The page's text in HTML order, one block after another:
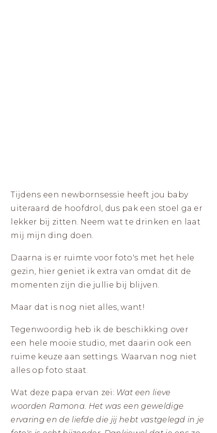
Tijdens een newbornsessie heeft jou baby
uiteraard de hoofdrol, dus pak een stoel ga er
lekker bij zitten. Neem wat te drinken en laat
mij mijn ding doen.
Daarna is er ruimte voor foto's met het hele
gezin, hier geniet ik extra van omdat dit de
momenten zijn die jullie bij blijven.
Maar dat is nog niet alles, want!
Tegenwoordig heb ik de beschikking over
een hele mooie studio, met daarin ook een
ruime keuze aan settings. Waarvan nog niet
alles op foto staat.
Wat deze papa ervan zei: Wat een lieve
woorden Ramona. Het was een geweldige
ervaring en de liefde die jij hebt vastgelegd in je